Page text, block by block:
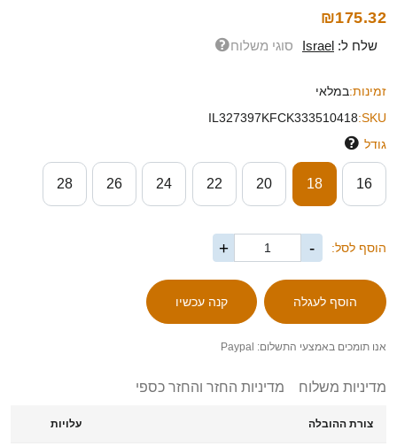
₪175.32
שלח ל: Israel סוגי משלוח
זמינות:במלאי
SKU:
IL327397KFCK333510418
גודל
16
18
20
22
24
26
28
הוסף לסל: -
+
אנו תומכים באמצעי התשלום: Paypal
מדיניות משלוח מדיניות החזר והחזר כספי
צורת ההובלה עלויות